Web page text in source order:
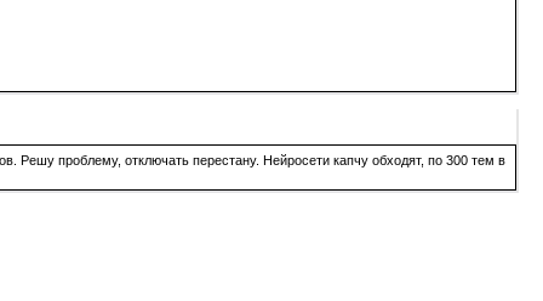
Решу проблему, отключать перестану. Нейросети капчу обходят, по 300 тем в